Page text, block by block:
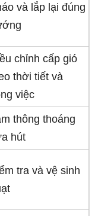
và lắp lại đúng
chỉnh cấp gió
thời tiết và
việc
thông thoáng
hút
tra và vệ sinh